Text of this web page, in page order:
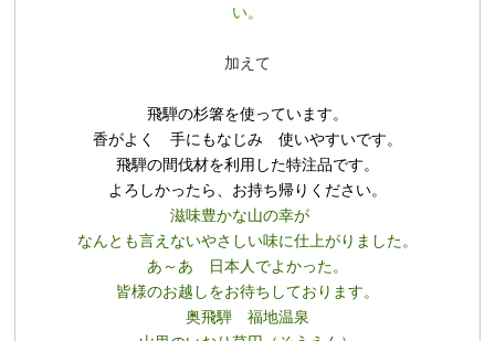
い。
加えて
飛騨の杉箸を使っています。
香がよく 手にもなじみ 使いやすいです。
飛騨の間伐材を利用した特注品です。
よろしかったら、お持ち帰りください。
滋味豊かな山の幸が
なんとも言えないやさしい味に仕上がりました。
あ～あ 日本人でよかった。
皆様のお越しをお待ちしております。
奥飛騨 福地温泉